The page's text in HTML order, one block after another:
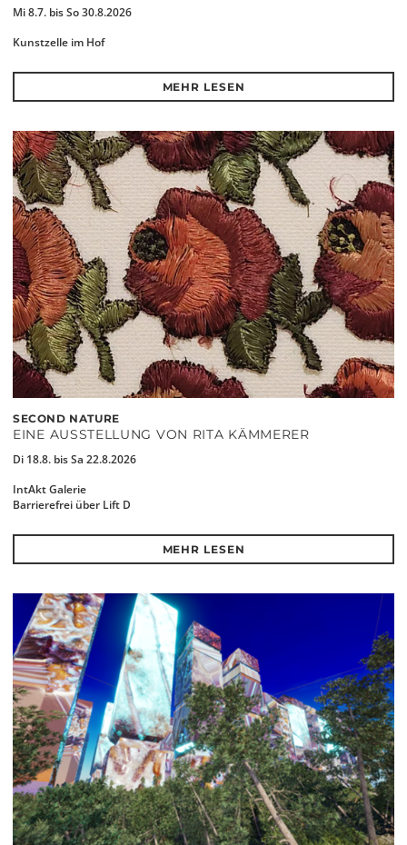
Mi 8.7. bis So 30.8.2026
Kunstzelle im Hof
MEHR LESEN
SECOND NATURE
EINE AUSSTELLUNG VON RITA KÄMMERER
Di 18.8. bis Sa 22.8.2026
IntAkt Galerie
Barrierefrei über Lift D
MEHR LESEN